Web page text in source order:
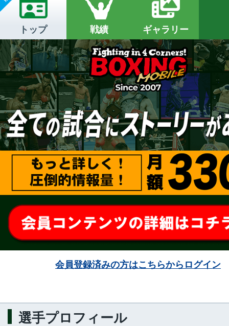
トップ 戦績 ギャラリー
会員登録済みの方はこちらからログイン
選手プロフィール